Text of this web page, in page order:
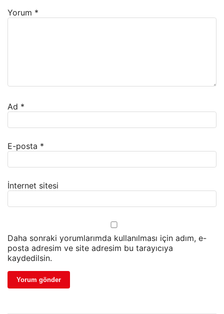
Yorum *
Ad *
E-posta *
İnternet sitesi
Daha sonraki yorumlarımda kullanılması için adım, e-
posta adresim ve site adresim bu tarayıcıya
kaydedilsin.